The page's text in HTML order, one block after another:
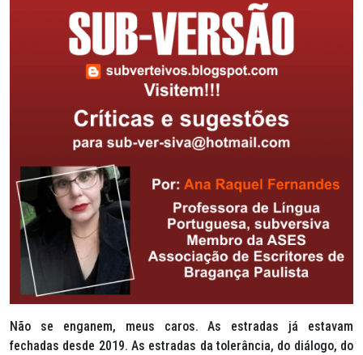
Não se enganem, meus caros. As estradas já estavam
fechadas desde 2019. As estradas da tolerância, do diálogo, do